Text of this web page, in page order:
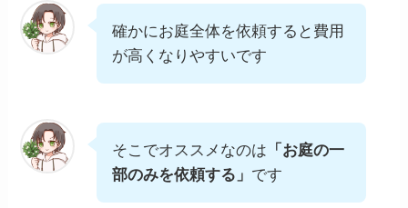
確かにお庭全体を依頼すると費用
が高くなりやすいです
そこでオススメなのは 「お庭の一
部のみを依頼する」 です